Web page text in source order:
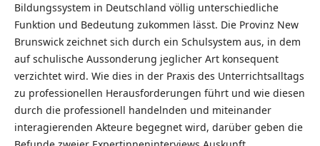
Bildungssystem in Deutschland völlig unterschiedliche
Funktion und Bedeutung zukommen lässt. Die Provinz New
Brunswick zeichnet sich durch ein Schulsystem aus, in dem
auf schulische Aussonderung jeglicher Art konsequent
verzichtet wird. Wie dies in der Praxis des Unterrichtsalltags
zu professionellen Herausforderungen führt und wie diesen
durch die professionell handelnden und miteinander
interagierenden Akteure begegnet wird, darüber geben die